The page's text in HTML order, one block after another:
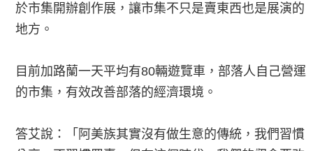
於市集開辦創作展，讓市集不只是賣東西也是展演的
地方。
目前加路蘭一天平均有80輛遊覽車，部落人自己營運
的市集，有效改善部落的經濟環境。
答艾說：「阿美族其實沒有做生意的傳統，我們習慣